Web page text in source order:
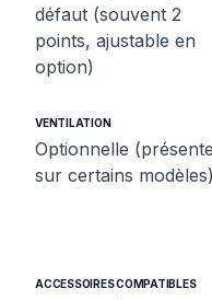
défaut (souvent 2
points, ajustable en
option)
VENTILATION
Optionnelle (présente
sur certains modèles)
ACCESSOIRES COMPATIBLES